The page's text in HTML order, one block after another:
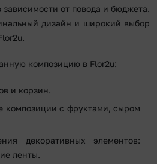
от повода и бюджета.
дизайн и широкий выбор
композицию в Flor2u:
и корзин.
композиции с фруктами, сыром
декоративных элементов:
ленты.